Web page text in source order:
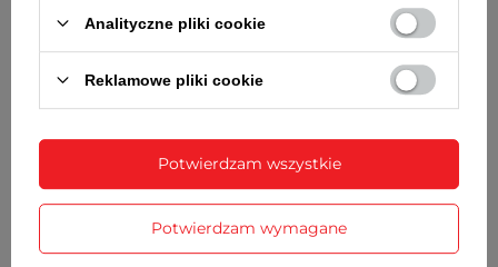
SZCZEGÓŁOWE DANE
Potrzebujesz pomocy? Masz pytania?
Zadaj pytanie a my odpowiemy
niezwłocznie, najciekawsze pytania i
odpowiedzi publikując dla innych.
Zadaj pytanie
Analityczne pliki cookie
Reklamowe pliki cookie
Potwierdzam wymagane
Potwierdzam wszystkie